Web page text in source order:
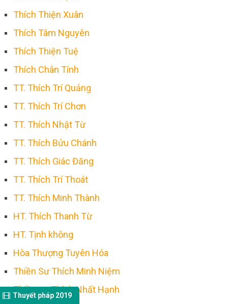
Thích Thiện Xuân
Thích Tâm Nguyên
Thích Thiện Tuệ
Thích Chân Tính
TT. Thích Trí Quảng
TT. Thích Trí Chơn
TT. Thích Nhật Từ
TT. Thích Bửu Chánh
TT. Thích Giác Đăng
TT. Thích Trí Thoát
TT. Thích Minh Thành
HT. Thích Thanh Từ
HT. Tịnh không
Hòa Thượng Tuyên Hóa
Thiền Sư Thích Minh Niệm
Thiền sư Thích Nhất Hạnh
Thuyết pháp 2019